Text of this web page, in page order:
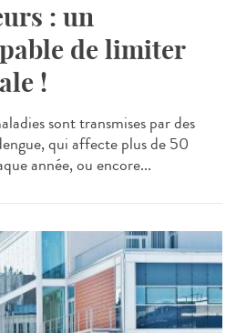
: un
de limiter
!
sont transmises par des
qui affecte plus de 50
année, ou encore...